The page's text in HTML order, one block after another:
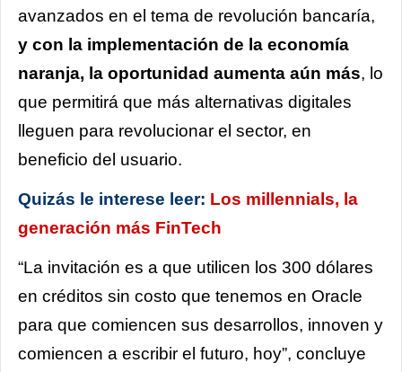
avanzados en el tema de revolución bancaría,
y con la implementación de la economía
naranja, la oportunidad aumenta aún más, lo
que permitirá que más alternativas digitales
lleguen para revolucionar el sector, en
beneficio del usuario.
Quizás le interese leer: Los millennials, la
generación más FinTech
“La invitación es a que utilicen los 300 dólares
en créditos sin costo que tenemos en Oracle
para que comiencen sus desarrollos, innoven y
comiencen a escribir el futuro, hoy”, concluye